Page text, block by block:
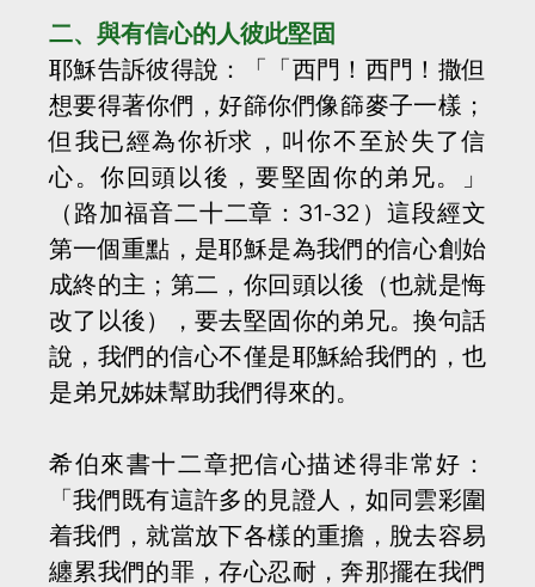
二、與有信心的人彼此堅固
耶穌告訴彼得說：「「西門！西門！撒但
想要得著你們，好篩你們像篩麥子一樣；
但我已經為你祈求，叫你不至於失了信
心。你回頭以後，要堅固你的弟兄。」
（路加福音二十二章：31-32）這段經文
第一個重點，是耶穌是為我們的信心創始
成終的主；第二，你回頭以後（也就是悔
改了以後），要去堅固你的弟兄。換句話
說，我們的信心不僅是耶穌給我們的，也
是弟兄姊妹幫助我們得來的。
希伯來書十二章把信心描述得非常好：
「我們既有這許多的見證人，如同雲彩圍
着我們，就當放下各樣的重擔，脫去容易
纏累我們的罪，存心忍耐，奔那擺在我們